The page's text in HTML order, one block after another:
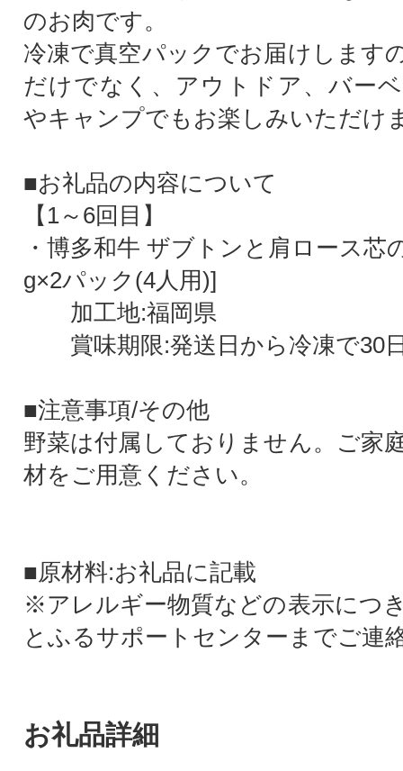
のお肉です。
冷凍で真空パックでお届けします
だけでなく、アウトドア、バー
やキャンプでもお楽しみいただけ
■お礼品の内容について
【1～6回目】
・博多和牛 ザブトンと肩ロース芯
g×2パック(4人用)]
加工地:福岡県
賞味期限:発送日から冷凍で30
■注意事項/その他
野菜は付属しておりません。ご家
材をご用意ください。
■原材料:お礼品に記載
※アレルギー物質などの表示につ
とふるサポートセンターまでご連
お礼品詳細